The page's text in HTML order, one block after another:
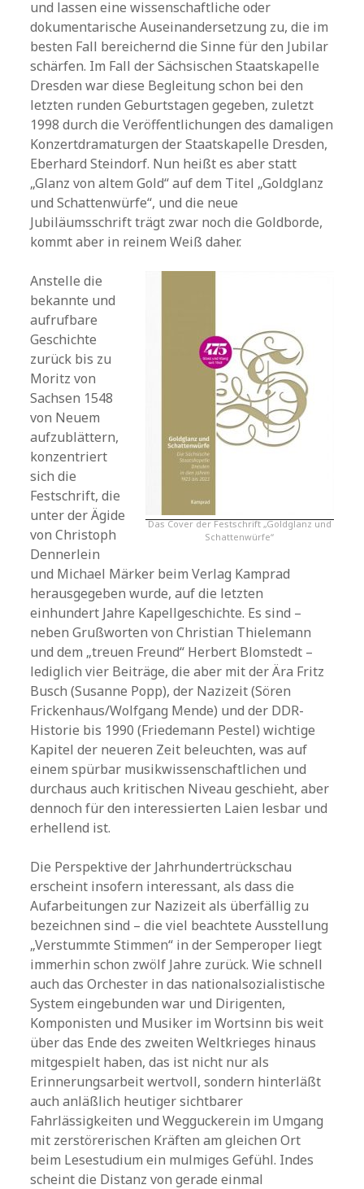
und lassen eine wissenschaftliche oder
dokumentarische Auseinandersetzung zu, die im
besten Fall bereichernd die Sinne für den Jubilar
schärfen. Im Fall der Sächsischen Staatskapelle
Dresden war diese Begleitung schon bei den
letzten runden Geburtstagen gegeben, zuletzt
1998 durch die Veröffentlichungen des damaligen
Konzertdramaturgen der Staatskapelle Dresden,
Eberhard Steindorf. Nun heißt es aber statt
„Glanz von altem Gold“ auf dem Titel „Goldglanz
und Schattenwürfe“, und die neue
Jubiläumsschrift trägt zwar noch die Goldborde,
kommt aber in reinem Weiß daher.
Das Cover der Festschrift „Goldglanz und
Schattenwürfe“
Anstelle die
bekannte und
aufrufbare
Geschichte
zurück bis zu
Moritz von
Sachsen 1548
von Neuem
aufzublättern,
konzentriert
sich die
Festschrift, die
unter der Ägide
von Christoph
Dennerlein
und Michael Märker beim Verlag Kamprad
herausgegeben wurde, auf die letzten
einhundert Jahre Kapellgeschichte. Es sind –
neben Grußworten von Christian Thielemann
und dem „treuen Freund“ Herbert Blomstedt –
lediglich vier Beiträge, die aber mit der Ära Fritz
Busch (Susanne Popp), der Nazizeit (Sören
Frickenhaus/Wolfgang Mende) und der DDR-
Historie bis 1990 (Friedemann Pestel) wichtige
Kapitel der neueren Zeit beleuchten, was auf
einem spürbar musikwissenschaftlichen und
durchaus auch kritischen Niveau geschieht, aber
dennoch für den interessierten Laien lesbar und
erhellend ist.
Die Perspektive der Jahrhundertrückschau
erscheint insofern interessant, als dass die
Aufarbeitungen zur Nazizeit als überfällig zu
bezeichnen sind – die viel beachtete Ausstellung
„Verstummte Stimmen“ in der Semperoper liegt
immerhin schon zwölf Jahre zurück. Wie schnell
auch das Orchester in das nationalsozialistische
System eingebunden war und Dirigenten,
Komponisten und Musiker im Wortsinn bis weit
über das Ende des zweiten Weltkrieges hinaus
mitgespielt haben, das ist nicht nur als
Erinnerungsarbeit wertvoll, sondern hinterläßt
auch anläßlich heutiger sichtbarer
Fahrlässigkeiten und Wegguckerein im Umgang
mit zerstörerischen Kräften am gleichen Ort
beim Lesestudium ein mulmiges Gefühl. Indes
scheint die Distanz von gerade einmal